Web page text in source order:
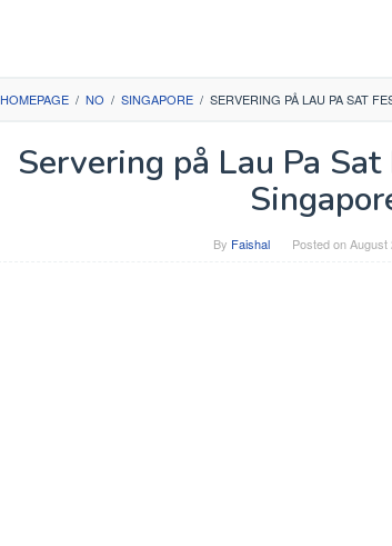
HOMEPAGE / NO / SINGAPORE / SERVERING PÅ LAU PA SAT
Servering på Lau Pa
By Faishal Posted onAugust